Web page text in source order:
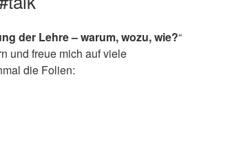
der Lehre – warum, wozu, wie?“
und freue mich auf viele
die Folien: